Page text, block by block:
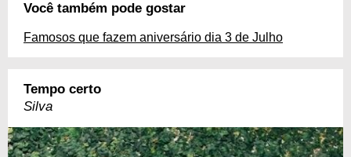
Você também pode gostar
Famosos que fazem aniversário dia 3 de Julho
Tempo certo
Silva